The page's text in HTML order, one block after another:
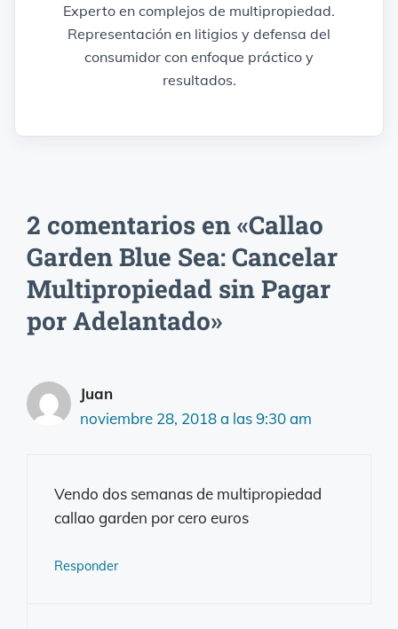
Experto en complejos de multipropiedad.
Representación en litigios y defensa del
consumidor con enfoque práctico y
resultados.
2 comentarios en «Callao
Garden Blue Sea: Cancelar
Multipropiedad sin Pagar
por Adelantado»
Juan
noviembre 28, 2018 a las 9:30 am
Vendo dos semanas de multipropiedad
callao garden por cero euros
Responder